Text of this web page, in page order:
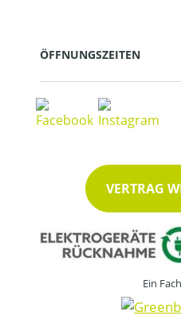
ÖFFNUNGSZEITEN
VERTRAG
Ein